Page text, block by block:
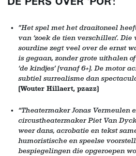
DE PERS OVER 'POR':
”Het spel met het draaitoneel
van ‘zoek de tien verschillen’.
sourdine zegt veel over de ernst
is gegaan, zonder grote uithalen
‘de kindjes’ (vanaf 6+). De motor
subtiel surrealisme dan
(Wouter Hillaert, pzazz)
“Theatermaker Jonas Vermeulen
circustheatermaker Piet Van
weer dans, acrobatie en tekst
humoristische en speelse
bespiegelingen die opgeroepen